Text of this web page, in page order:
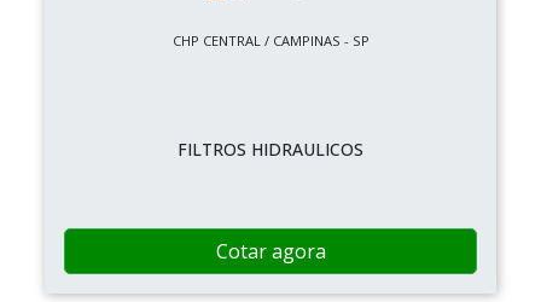
CHP CENTRAL / CAMPINAS - SP
FILTROS HIDRAULICOS
Cotar agora